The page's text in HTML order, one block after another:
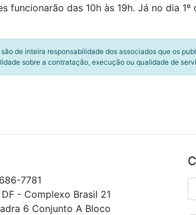
das 10h às 19h. Já no dia
de inteira responsabilidade dos associados que os
sobre a contratação, execução ou qualidade de
7781
- Complexo Brasil 21
6 Conjunto A Bloco